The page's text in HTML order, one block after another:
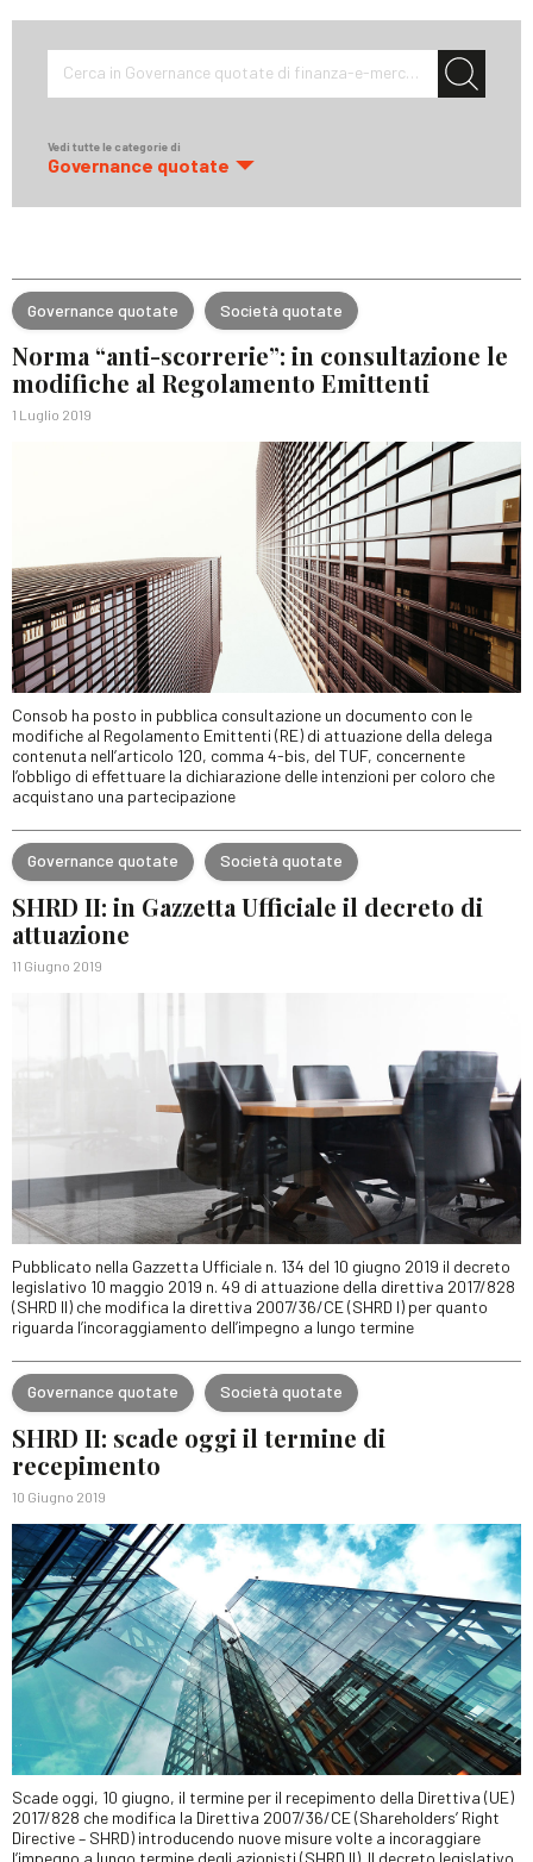
Cerca in Governance quotate di finanza-e-mercati
Vedi tutte le categorie di
Governance quotate
Governance quotate Società quotate
Norma “anti-scorrerie”: in consultazione le
modifiche al Regolamento Emittenti
1 Luglio 2019
Consob ha posto in pubblica consultazione un documento con le
modifiche al Regolamento Emittenti (RE) di attuazione della delega
contenuta nell’articolo 120, comma 4-bis, del TUF, concernente
l’obbligo di effettuare la dichiarazione delle intenzioni per coloro che
acquistano una partecipazione
Governance quotate Società quotate
SHRD II: in Gazzetta Ufficiale il decreto di
attuazione
11 Giugno 2019
Pubblicato nella Gazzetta Ufficiale n. 134 del 10 giugno 2019 il decreto
legislativo 10 maggio 2019 n. 49 di attuazione della direttiva 2017/828
(SHRD II) che modifica la direttiva 2007/36/CE (SHRD I) per quanto
riguarda l’incoraggiamento dell’impegno a lungo termine
Governance quotate Società quotate
SHRD II: scade oggi il termine di
recepimento
10 Giugno 2019
Scade oggi, 10 giugno, il termine per il recepimento della Direttiva (UE)
2017/828 che modifica la Direttiva 2007/36/CE (Shareholders’ Right
Directive – SHRD) introducendo nuove misure volte a incoraggiare
l’impegno a lungo termine degli azionisti (SHRD II). Il decreto legislativo